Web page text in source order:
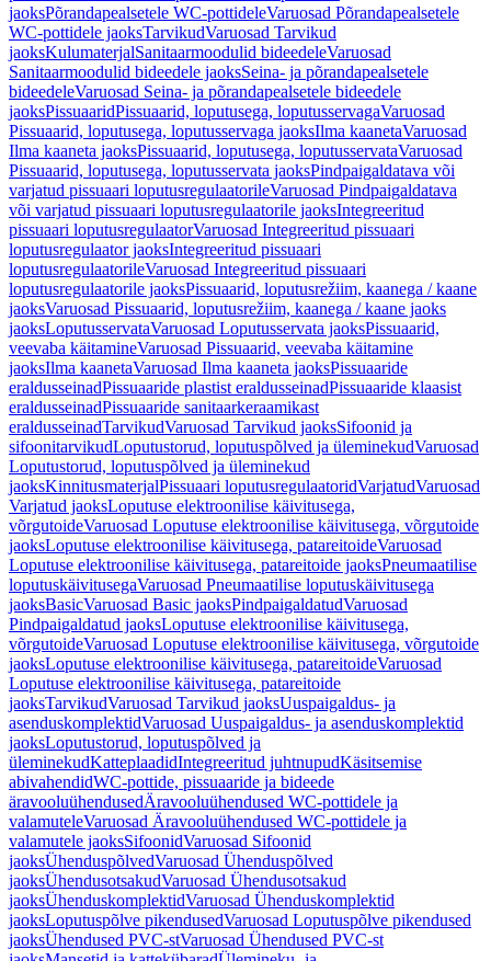
jaoksPõrandapealsetele WC-pottideleVaruosad Põrandapealsetele
WC-pottidele jaoksTarvikudVaruosad Tarvikud
jaoksKulumaterjalSanitaarmoodulid bideedeleVaruosad
Sanitaarmoodulid bideedele jaoksSeina- ja põrandapealsetele
bideedeleVaruosad Seina- ja põrandapealsetele bideedele
jaoksPissuaaridPissuaarid, loputusega, loputusservagaVaruosad
Pissuaarid, loputusega, loputusservaga jaoksIlma kaanetaVaruosad
Ilma kaaneta jaoksPissuaarid, loputusega, loputusservataVaruosad
Pissuaarid, loputusega, loputusservata jaoksPindpaigaldatava või
varjatud pissuaari loputusregulaatorileVaruosad Pindpaigaldatava
või varjatud pissuaari loputusregulaatorile jaoksIntegreeritud
pissuaari loputusregulaatorVaruosad Integreeritud pissuaari
loputusregulaator jaoksIntegreeritud pissuaari
loputusregulaatorileVaruosad Integreeritud pissuaari
loputusregulaatorile jaoksPissuaarid, loputusrežiim, kaanega / kaane
jaoksVaruosad Pissuaarid, loputusrežiim, kaanega / kaane jaoks
jaoksLoputusservataVaruosad Loputusservata jaoksPissuaarid,
veevaba käitamineVaruosad Pissuaarid, veevaba käitamine
jaoksIlma kaanetaVaruosad Ilma kaaneta jaoksPissuaaride
eraldusseinadPissuaaride plastist eraldusseinadPissuaaride klaasist
eraldusseinadPissuaaride sanitaarkeraamikast
eraldusseinadTarvikudVaruosad Tarvikud jaoksSifoonid ja
sifoonitarvikudLoputustorud, loputuspõlved ja üleminekudVaruosad
Loputustorud, loputuspõlved ja üleminekud
jaoksKinnitusmaterjalPissuaari loputusregulaatoridVarjatudVaruosad
Varjatud jaoksLoputuse elektroonilise käivitusega,
võrgutoideVaruosad Loputuse elektroonilise käivitusega, võrgutoide
jaoksLoputuse elektroonilise käivitusega, patareitoideVaruosad
Loputuse elektroonilise käivitusega, patareitoide jaoksPneumaatilise
loputuskäivitusegaVaruosad Pneumaatilise loputuskäivitusega
jaoksBasicVaruosad Basic jaoksPindpaigaldatudVaruosad
Pindpaigaldatud jaoksLoputuse elektroonilise käivitusega,
võrgutoideVaruosad Loputuse elektroonilise käivitusega, võrgutoide
jaoksLoputuse elektroonilise käivitusega, patareitoideVaruosad
Loputuse elektroonilise käivitusega, patareitoide
jaoksTarvikudVaruosad Tarvikud jaoksUuspaigaldus- ja
asenduskomplektidVaruosad Uuspaigaldus- ja asenduskomplektid
jaoksLoputustorud, loputuspõlved ja
üleminekudKatteplaadidIntegreeritud juhtnupudKäsitsemise
abivahendidWC-pottide, pissuaaride ja bideede
äravooluühendusedÄravooluühendused WC-pottidele ja
valamuteleVaruosad Äravooluühendused WC-pottidele ja
valamutele jaoksSifoonidVaruosad Sifoonid
jaoksÜhenduspõlvedVaruosad Ühenduspõlved
jaoksÜhendusotsakudVaruosad Ühendusotsakud
jaoksÜhenduskomplektidVaruosad Ühenduskomplektid
jaoksLoputuspõlve pikendusedVaruosad Loputuspõlve pikendused
jaoksÜhendused PVC-stVaruosad Ühendused PVC-st